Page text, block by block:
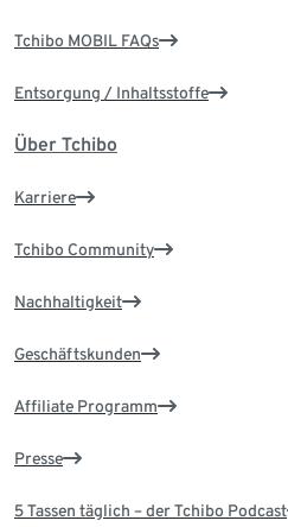
Tchibo MOBIL FAQs
Entsorgung / Inhaltsstoffe
Über Tchibo
Karriere
Tchibo Community
Nachhaltigkeit
Geschäftskunden
Affiliate Programm
Presse
5 Tassen täglich – der Tchibo Podcast